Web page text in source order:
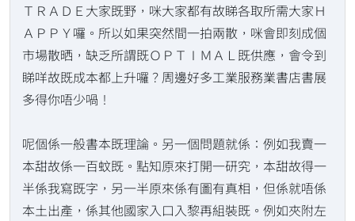
ＴＲＡＤＥ大家既野，咪大家都有故睇各取所需大家Ｈ
ＡＰＰＹ囉。所以如果突然間一拍兩散，咪會即刻成個
市場散晒，缺乏所謂既ＯＰＴＩＭＡＬ既供應，會令到
睇咩故既成本都上升囉？周邊好多工業服務業書店書展
多得你唔少喎！
呢個係一般書本既理論。另一個問題就係：例如我賣一
本甜故係一百蚊既。點知原來打開一研究，本甜故得一
半係我寫既字，另一半原來係有圖有真相，但係就唔係
本土出產，係其他國家入口入黎再組裝既。例如夾附左